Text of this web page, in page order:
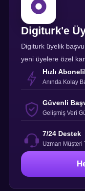
Digiturk'e
Digiturk üyelik
yeni üyelere özel
Hızlı
Anında Kolay
Güvenli
Gelişmiş Veri
7/24 Destek
Uzman Müşteri